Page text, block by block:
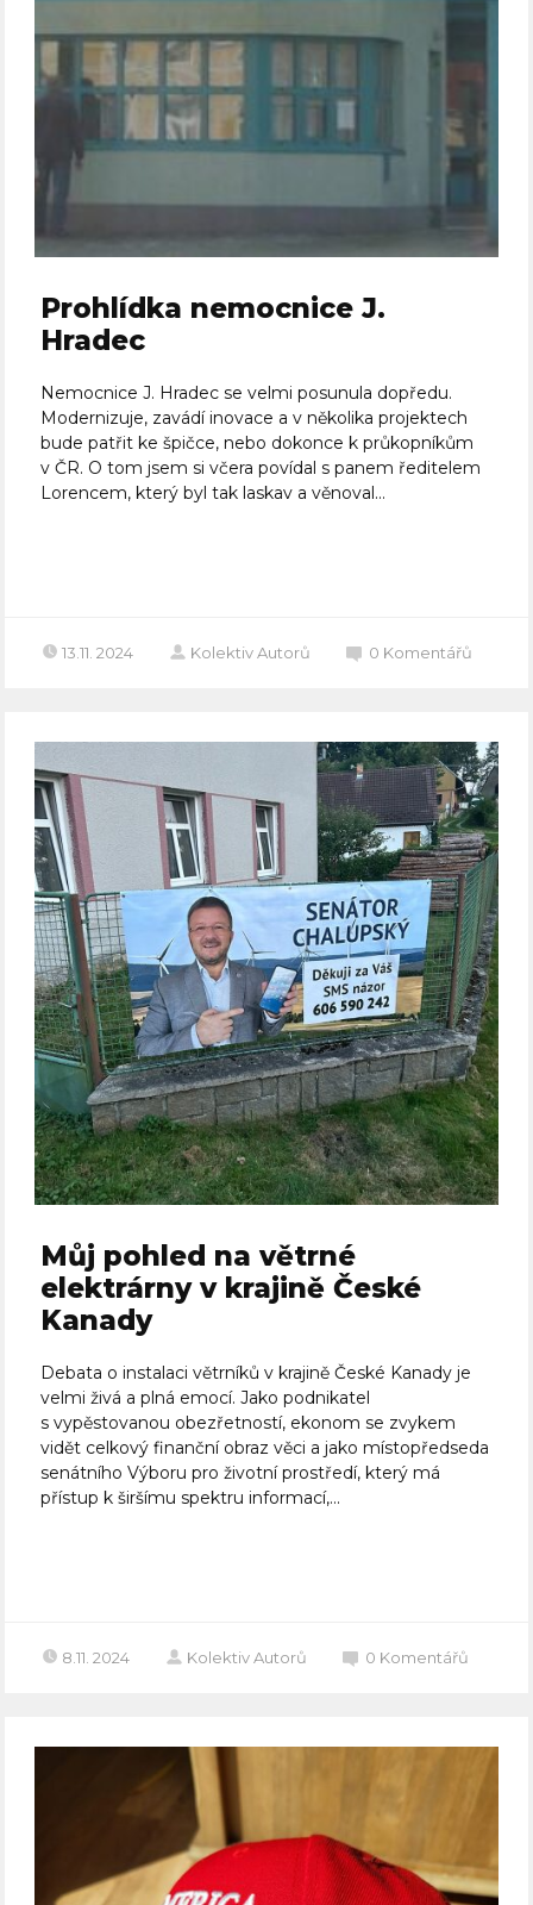
Prohlídka nemocnice J.
Hradec
Nemocnice J. Hradec se velmi posunula dopředu.
Modernizuje, zavádí inovace a v několika projektech
bude patřit ke špičce, nebo dokonce k průkopníkům
v ČR. O tom jsem si včera povídal s panem ředitelem
Lorencem, který byl tak laskav a věnoval...
13.11. 2024 Kolektiv Autorů 0 Komentářů
Můj pohled na větrné
elektrárny v krajině České
Kanady
Debata o instalaci větrníků v krajině České Kanady je
velmi živá a plná emocí. Jako podnikatel
s vypěstovanou obezřetností, ekonom se zvykem
vidět celkový finanční obraz věci a jako místopředseda
senátního Výboru pro životní prostředí, který má
přístup k širšímu spektru informací,...
8.11. 2024 Kolektiv Autorů 0 Komentářů